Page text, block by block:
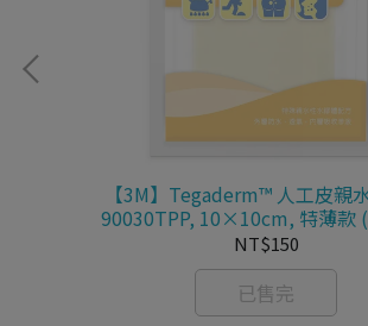
【3M】Tegaderm™ 人工皮親
90030TPP, 10×10cm, 特薄款
NT$150
已售完